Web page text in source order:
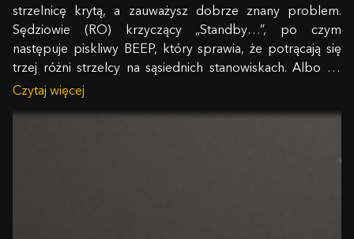
strzelnicę krytą, a zauważysz dobrze znany problem.
Sędziowie (RO) krzyczący „Standby…”, po czym
następuje piskliwy BEEP, który sprawia, że potrącają się
trzej różni strzelcy na sąsiednich stanowiskach. Albo co
gorsza: strzelec z wieloletnim stażem na strzelnicy stojący
Czytaj więcej